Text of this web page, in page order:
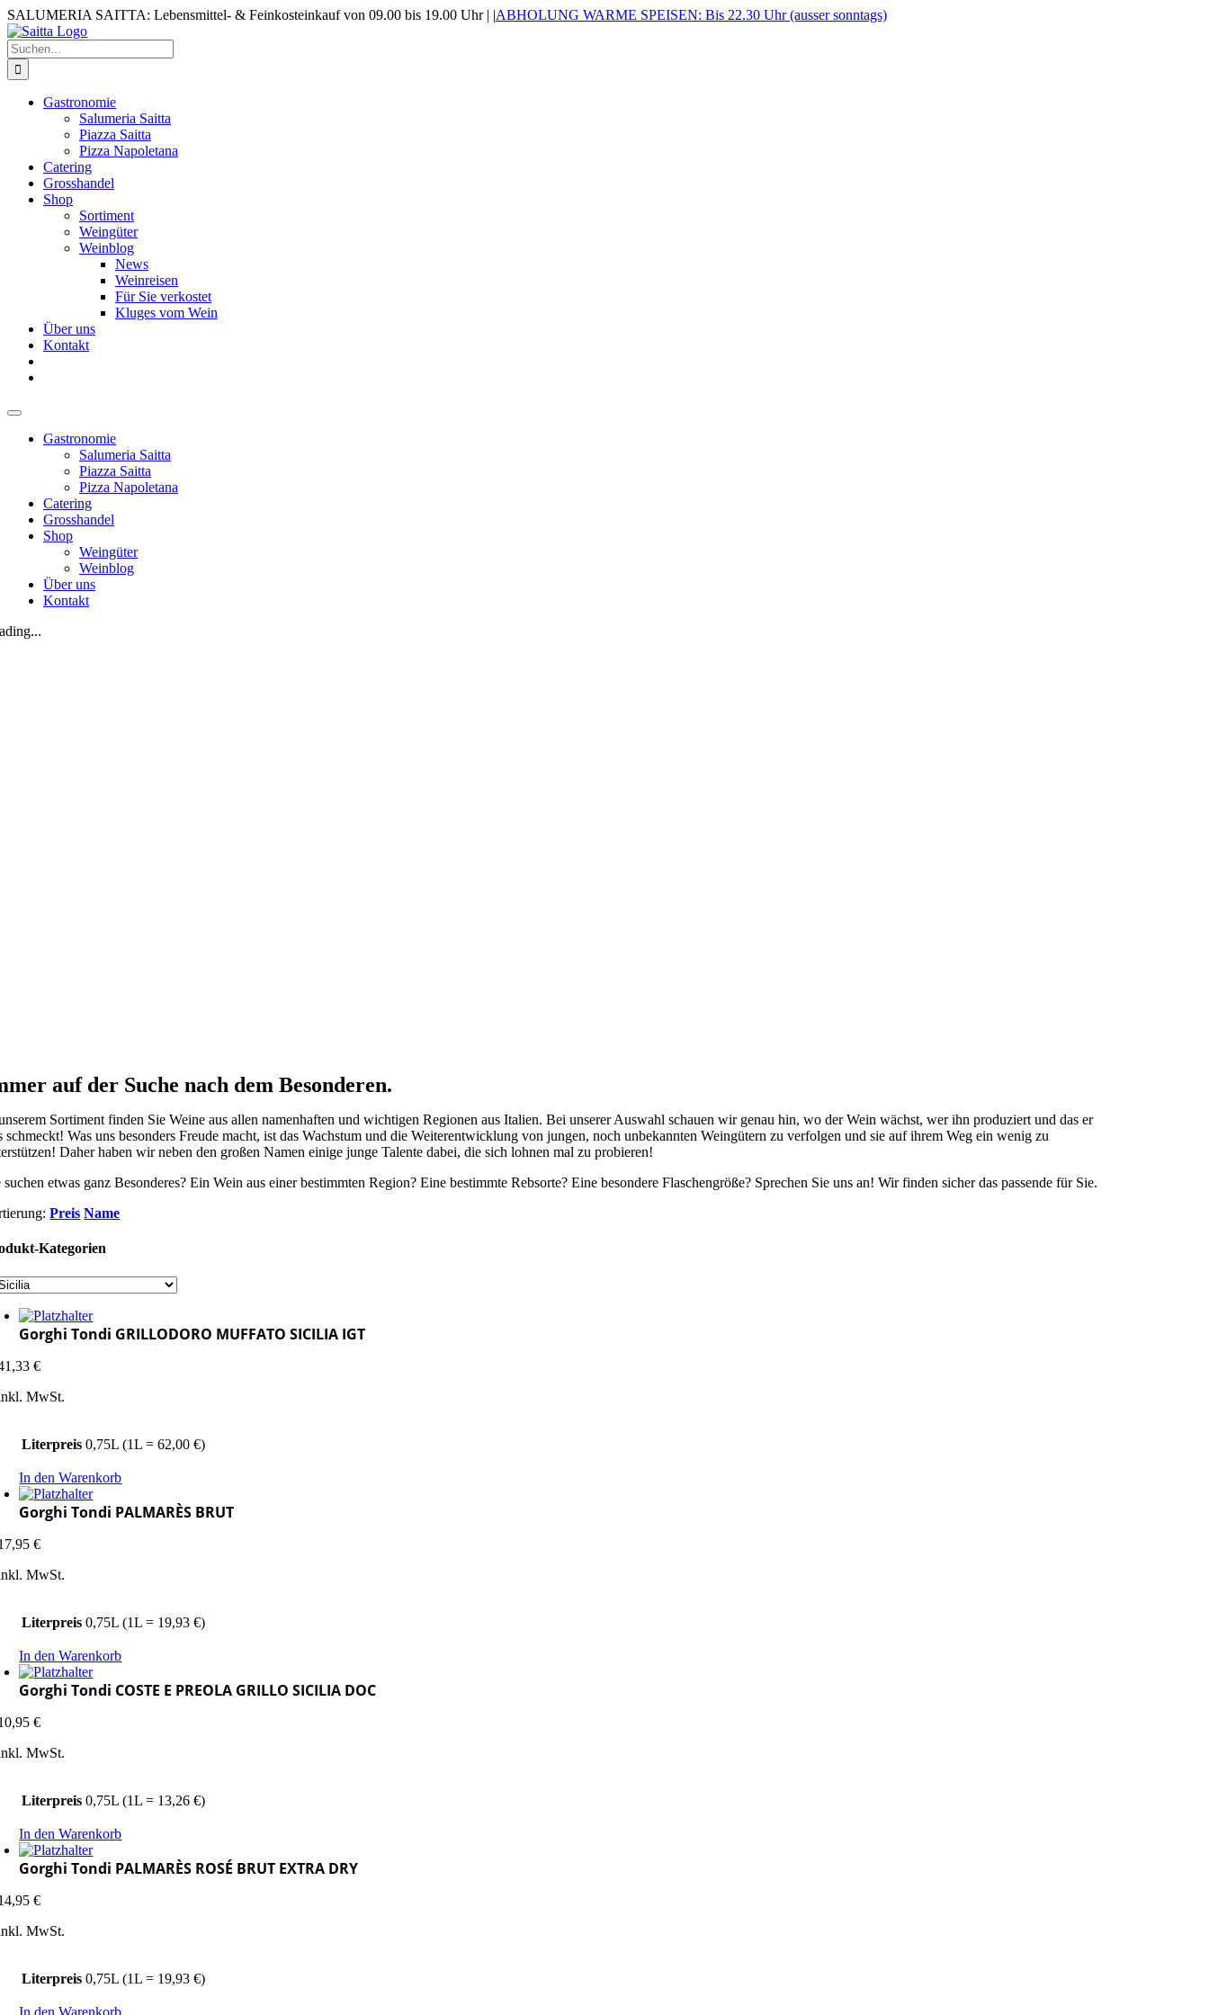
Zum
Inhalt
springen
SALUMERIA SAITTA: Lebensmittel- & Feinkosteinkauf von 09.00 bis 19.00 Uhr | |ABHOLUNG WARME SPEISEN: Bis 22.30 Uhr (ausser sonntags)
Suche
nach:
Gastronomie
Salumeria Saitta
Piazza Saitta
Pizza Napoletana
Catering
Grosshandel
Shop
Sortiment
Weingüter
Weinblog
News
Weinreisen
Für Sie verkostet
Kluges vom Wein
Über uns
Kontakt
Gastronomie
Salumeria Saitta
Piazza Saitta
Pizza Napoletana
Catering
Grosshandel
Shop
Weingüter
Weinblog
Über uns
Kontakt
auf der Suche nach dem Besonderen.
Sortiment finden Sie Weine aus allen namenhaften und wichtigen Regionen aus Italien. Bei unserer Auswahl schauen wir genau hin, wo der Wein wächst, wer ihn produziert und das er
schmeckt! Was uns besonders Freude macht, ist das Wachstum und die Weiterentwicklung von jungen, noch unbekannten Weingütern zu verfolgen und sie auf ihrem Weg ein wenig zu
Daher haben wir neben den großen Namen einige junge Talente dabei, die sich lohnen mal zu probieren!
suchen etwas ganz Besonderes? Ein Wein aus einer bestimmten Region? Eine bestimmte Rebsorte? Eine besondere Flaschengröße? Sprechen Sie uns an! Wir finden sicher das passende für Sie.
Preis Name
Kategorien
Gorghi Tondi GRILLODORO MUFFATO SICILIA IGT
€
MwSt.
Literpreis 0,75L (1L = 62,00 €)
In den Warenkorb
Gorghi Tondi PALMARÈS BRUT
€
MwSt.
Literpreis 0,75L (1L = 19,93 €)
In den Warenkorb
Gorghi Tondi COSTE E PREOLA GRILLO SICILIA DOC
€
MwSt.
Literpreis 0,75L (1L = 13,26 €)
In den Warenkorb
Gorghi Tondi PALMARÈS ROSÉ BRUT EXTRA DRY
€
MwSt.
Literpreis 0,75L (1L = 19,93 €)
In den Warenkorb